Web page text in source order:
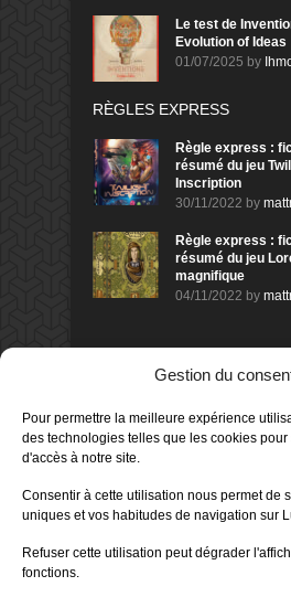
Gestion du
Pour permettre la meilleure expérience
des technologies telles que les cookies
d'accès à notre site.
Consentir à cette utilisation nous permet de
uniques et vos habitudes de navigation sur
Refuser cette utilisation peut dégrader
fonctions.
Le test de
Evolution of Ideas
01/07/2025 by
RÈGLES EXPRESS
Règle express :
résumé du jeu
Inscription
30/11/2022 by
Règle express :
résumé du jeu
magnifique
04/11/2022 by
DERNIERS AVIS DES
Avis de
Sur le jeu Collect!
il y a 16
Avis de
Sur le jeu
Publié leil y a 2